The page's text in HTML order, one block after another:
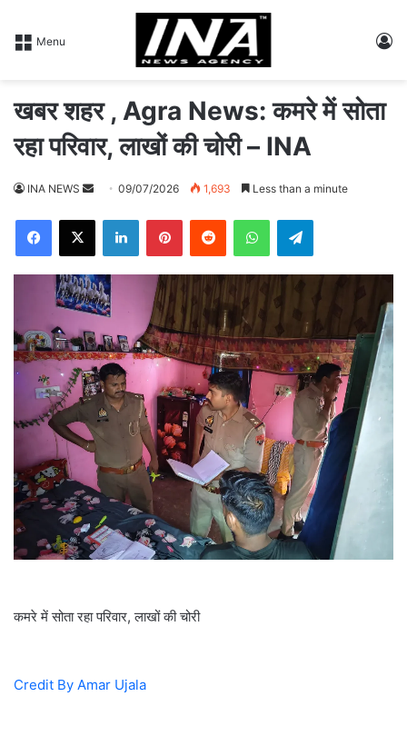
Menu
खबर शहर , Agra News: कमरे में सोता
रहा परिवार, लाखों की चोरी – INA
INA NEWS
d
a
n
e
m
a
i
09/07/2026 1,693 Less than a minute
कमरे में सोता रहा परिवार, लाखों की चोरी
Credit By Amar Ujala